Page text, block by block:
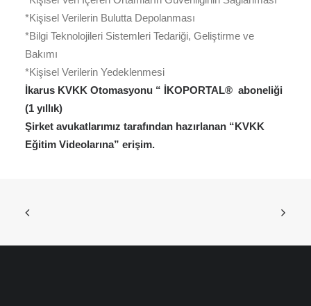
*Kişisel Verilerin Bulutta Depolanması
*Bilgi Teknolojileri Sistemleri Tedariği, Geliştirme ve
Bakımı
*Kişisel Verilerin Yedeklenmesi
İkarus KVKK Otomasyonu “ İKOPORTAL® aboneliği
(1 yıllık)
Şirket avukatlarımız tarafından hazırlanan “KVKK
Eğitim Videolarına” erişim.